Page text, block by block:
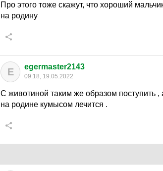
Про этого тоже скажут, что хороший
на родину
E egermaster2143
09:18, 19.05.2022
С животиной таким же образом поступить ,
на родине кумысом лечится .